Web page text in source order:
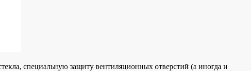
специальную защиту вентиляционных отверстий (а иногда и